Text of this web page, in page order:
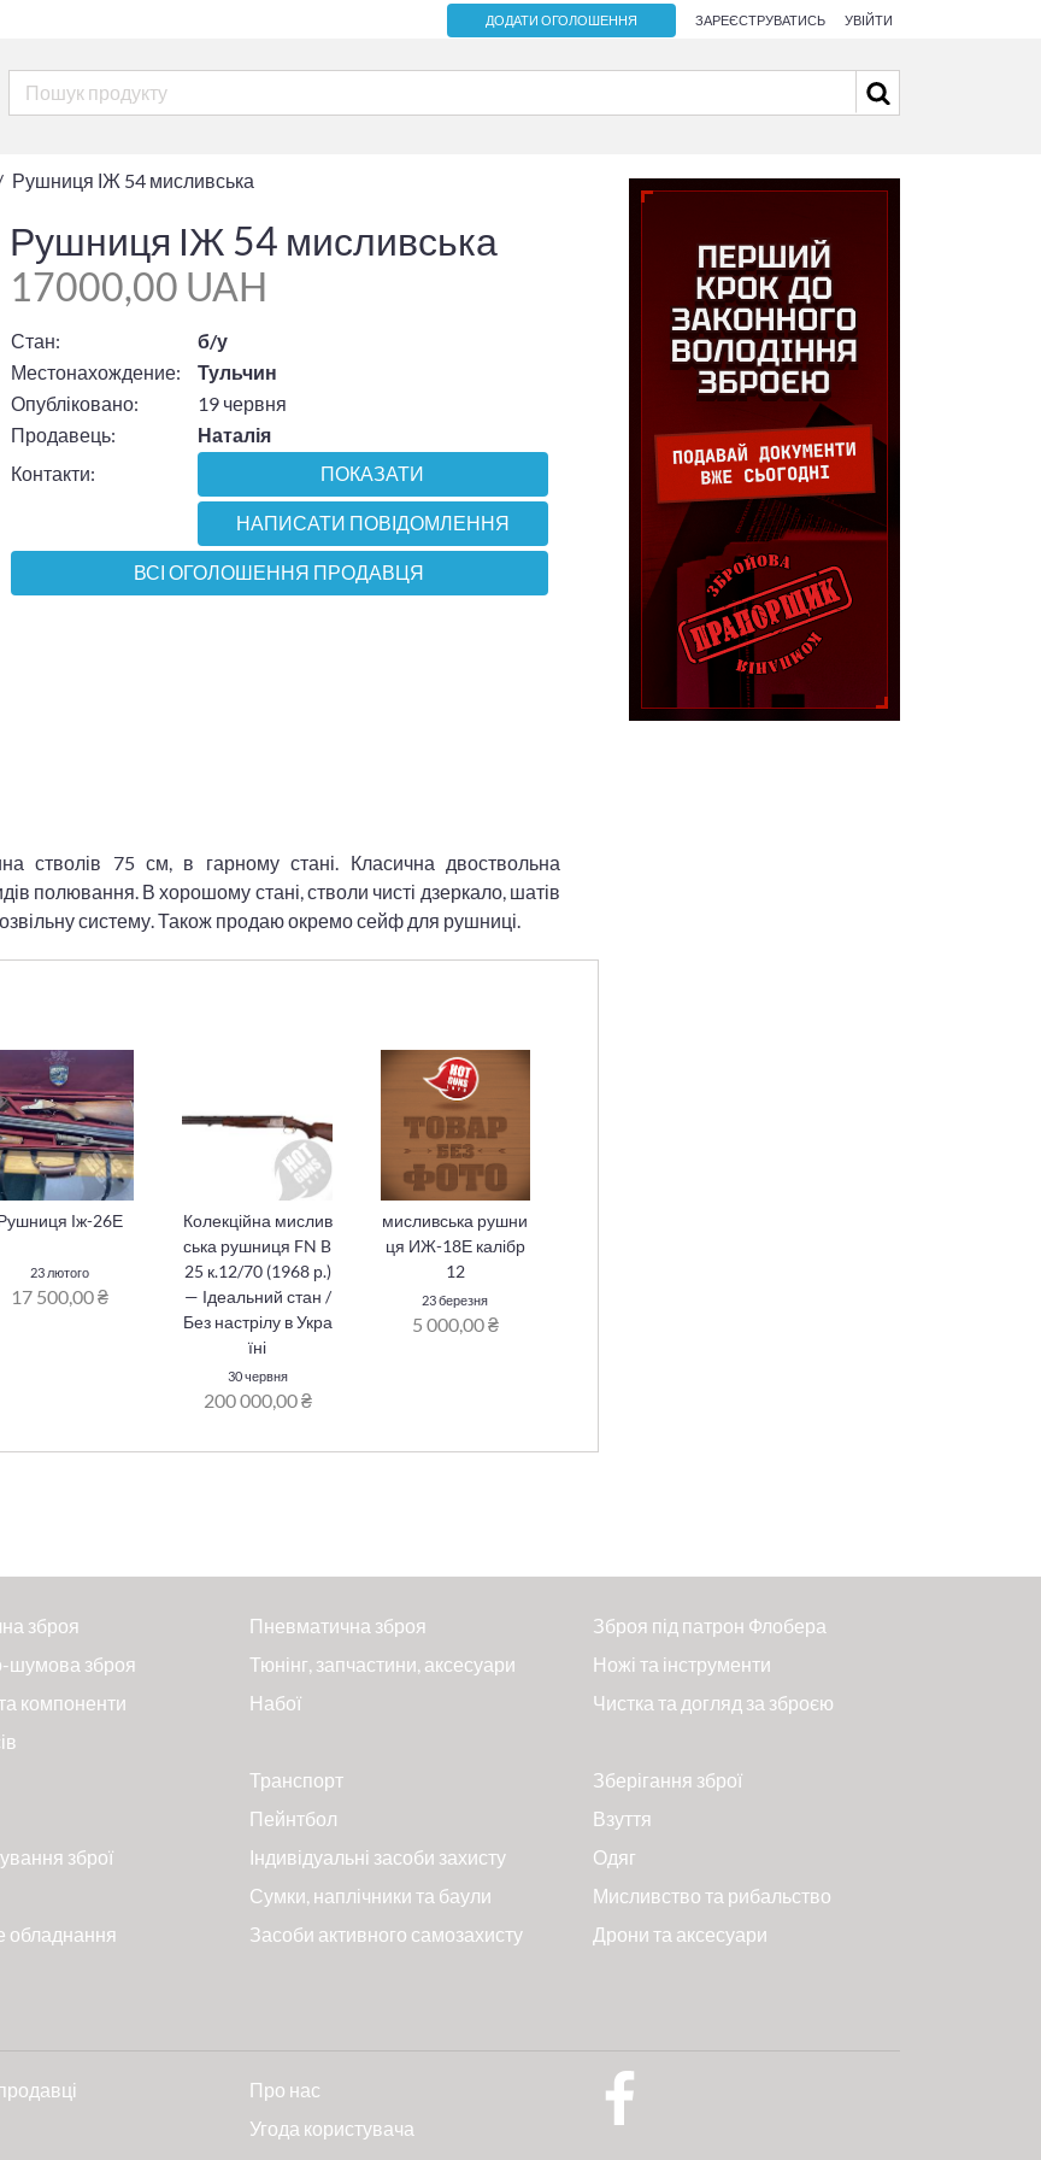
ДОДАТИ ОГОЛОШЕННЯ ЗАРЕЄСТРУВАТИСЬ УВІЙТИ
Рушниця ІЖ 54 мисливська
Рушниця ІЖ 54 мисливська
17000,00 UAH
Стан:
б/у
Местонахождение:
Тульчин
Опубліковано:
19 червня
Продавець:
Наталія
Контакти:
ПОКАЗАТИ
НАПИСАТИ ПОВІДОМЛЕННЯ
ВСІ ОГОЛОШЕННЯ ПРОДАВЦЯ
стволів 75 см, в гарному стані. Класична двоствольна
полювання. В хорошому стані, стволи чисті дзеркало, шатів
систему. Також продаю окремо сейф для рушниці.
Іж-26Е
23 лютого
17 500,00 ₴
Колекційна мислив
ська рушниця FN B
25 к.12/70 (1968 р.)
— Ідеальний стан /
Без настрілу в Укра
їні
30 червня
200 000,00 ₴
мисливська рушни
ця ИЖ-18Е калібр
12
23 березня
5 000,00 ₴
зброя Пневматична зброя
Зброя під патрон Флобера
шумова зброя Тюнінг, запчастини, аксесуари
Ножі та інструменти
компоненти
Набої Чистка та догляд за зброєю
Транспорт
Зберігання зброї
Пейнтбол
Взуття
зброї Індивідуальні засоби захисту
Одяг
Сумки, наплічники та баули
Мисливство та рибальство
обладнання Засоби активного самозахисту Дрони та аксесуари
Про нас
Угода користувача